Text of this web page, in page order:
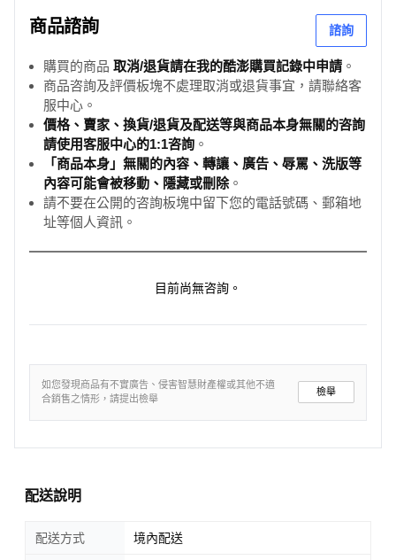
商品諮詢 諮詢
購買的商品 取消/退貨請在我的酷澎購買記錄中申請 。
商品咨詢及評價板塊不處理取消或退貨事宜，請聯絡客
服中心。
價格、賣家、換貨/退貨及配送等與商品本身無關的咨詢
請使用客服中心的1:1咨詢 。
「商品本身」無關的內容、轉讓、廣告、辱罵、洗版等
內容可能會被移動、隱藏或刪除。
請不要在公開的咨詢板塊中留下您的電話號碼、郵箱地
址等個人資訊。
目前尚無咨詢。
如您發現商品有不實廣告、侵害智慧財產權或其他不適
合銷售之情形，請提出檢舉
檢舉
配送說明
配送方式 境內配送